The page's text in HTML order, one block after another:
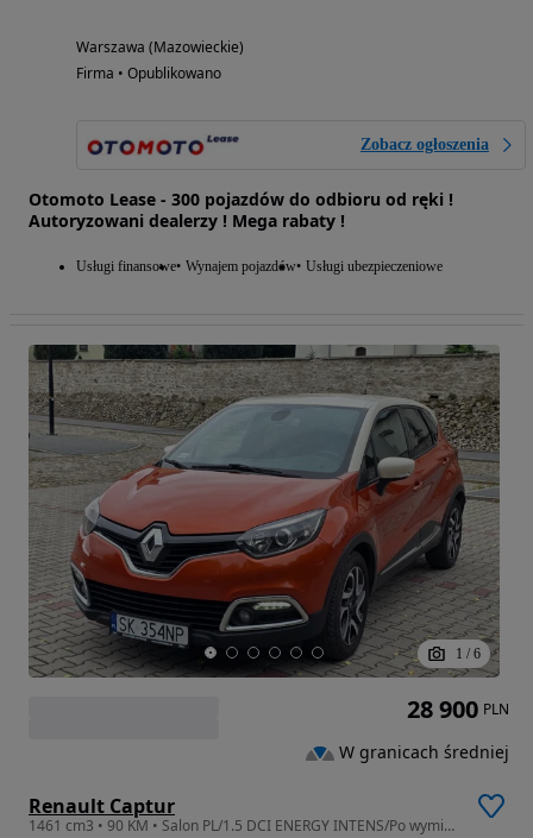
Warszawa (Mazowieckie)
Firma • Opublikowano
Zobacz ogłoszenia
Otomoto Lease - 300 pojazdów do odbioru od ręki !
Autoryzowani dealerzy ! Mega rabaty !
Usługi finansowe Wynajem pojazdów Usługi ubezpieczeniowe
1 / 6
Renault Captur
1461 cm3 • 90 KM • Salon PL/1.5 DCI ENERGY INTENS/Po wymianie rozrządu/Ekonomiczny
28 900 PLN
W granicach średniej